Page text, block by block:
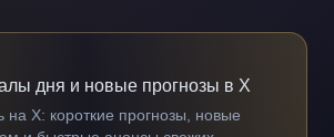
дня и новые прогнозы в X
на X: короткие прогнозы, новые